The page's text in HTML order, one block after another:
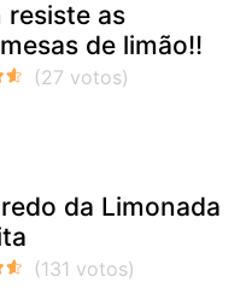
resiste as
de limão!!
da Limonada